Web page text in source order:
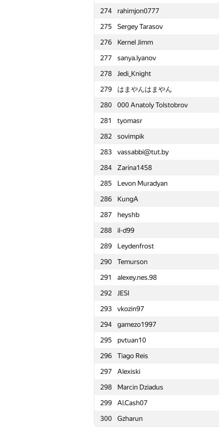
274
rahimjon0777
275
Sergey Tarasov
276
Kernel Jimm
277
sanya.lyanov
278
Jedi_Knight
279
はまやんはまやん
280
000 Anatoly Tolstobrov
281
tyomasr
282
sovimpik
283
vassabbi@tut.by
284
Zarina1458
285
Levon Muradyan
286
KungA
287
heyshb
288
il-d99
289
Leydenfrost
290
Temurson
291
alexey.nes.98
292
JESI
293
vkozin97
294
gamezo1997
295
pvtuan10
296
Tiago Reis
297
Alexiski
298
Marcin Dziadus
299
Al.Cash07
300
Gzharun
251 karimelghazouly
252
Данил Безенов
253
debez
254
etipikin
255
trasier1207
256
Misharin.ND
257
antkhorin
258
mr.gallam
259
bayramguvanjov
260
yunusaydin12
261
Roman Derkach
262
peshkov.dex
263
netcamo
264
satashun
265
chinmay.sd
266
Copymaster
267
n.makeenkov
268
Levshunovma
269
YuChen Zhou
270
Antoniuk
271
JDraya
272
Антон Зяблицкий
273
groguet
274
rahimjon0777
275
Sergey Tarasov
276
Kernel Jimm
277
sanya.lyanov